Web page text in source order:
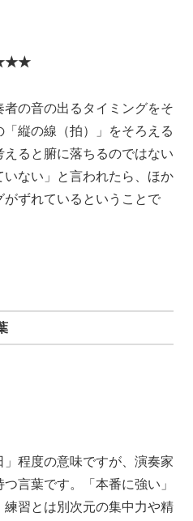
の音の出るタイミングをそ
縦の線（拍）」をそろえる
ると腑に落ちるのではない
ない」と言われたら、ほか
ずれているということで
程度の意味ですが、演奏家
言葉です。「本番に強い」
練習とは別次元の集中力や精